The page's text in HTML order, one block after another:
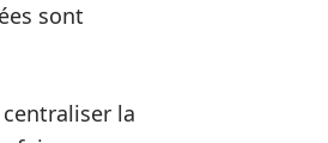
sont
la